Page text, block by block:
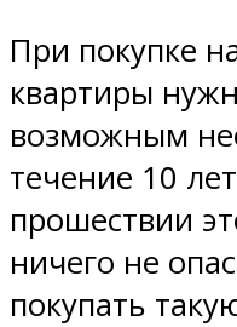
При покупке
квартиры
возможным
течение 10
прошествии
ничего не
покупать